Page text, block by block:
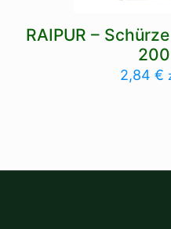
RAIPUR –
2,84 €